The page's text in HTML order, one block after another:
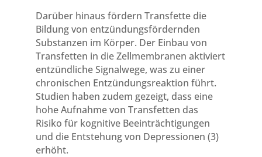
Darüber hinaus fördern Transfette die
Bildung von entzündungsfördernden
Substanzen im Körper. Der Einbau von
Transfetten in die Zellmembranen aktiviert
entzündliche Signalwege, was zu einer
chronischen Entzündungsreaktion führt.
Studien haben zudem gezeigt, dass eine
hohe Aufnahme von Transfetten das
Risiko für kognitive Beeinträchtigungen
und die Entstehung von Depressionen (3)
erhöht.